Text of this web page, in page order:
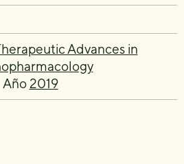
Advances in
Año 2019